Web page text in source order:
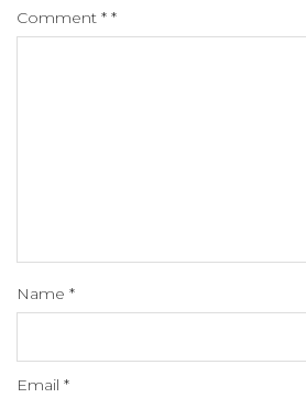
Comment * *
Name *
Email *